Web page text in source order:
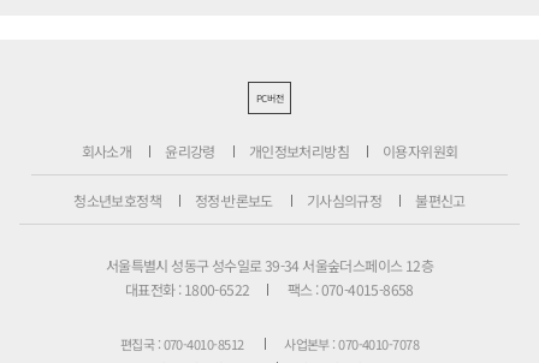
PC버전
회사소개 윤리강령 개인정보처리방침 이용자위원회
청소년보호정책 정정·반론보도 기사심의규정 불편신고
서울특별시 성동구 성수일로 39-34 서울숲더스페이스 12층
대표전화 : 1800-6522
팩스 : 070-4015-8658
편집국 : 070-4010-8512
사업본부 : 070-4010-7078